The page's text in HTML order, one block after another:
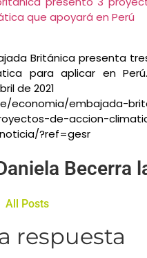
que apoyará en Perú
Británica presenta
para aplicar en
de 2021
economia/embajada-
de-accion-
?ref=gesr
Becerra
All Posts
respuesta